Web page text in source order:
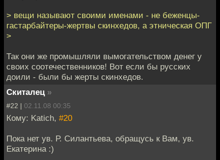
> вещи называют своими именами - не беженцы-
гастарбайтеры-жертвы скинхедов, а этническая ОПГ
>
Так они же промышляли вымогательством денег у
своих соотечественников! Вот если бы русских
доили - были бы жерты скинхедов.
Скиталец »
#22 | 02.11.08 00:35
Кому: Katich, #20
Пока нет ув. Р. Силантьева, обращусь к Вам, ув.
Екатерина :)